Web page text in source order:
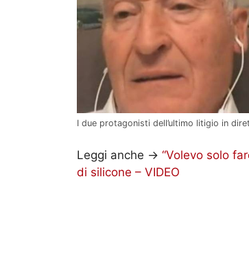
I due protagonisti dell’ultimo litigio in
Leggi anche -> “Volevo solo
di silicone – VIDEO